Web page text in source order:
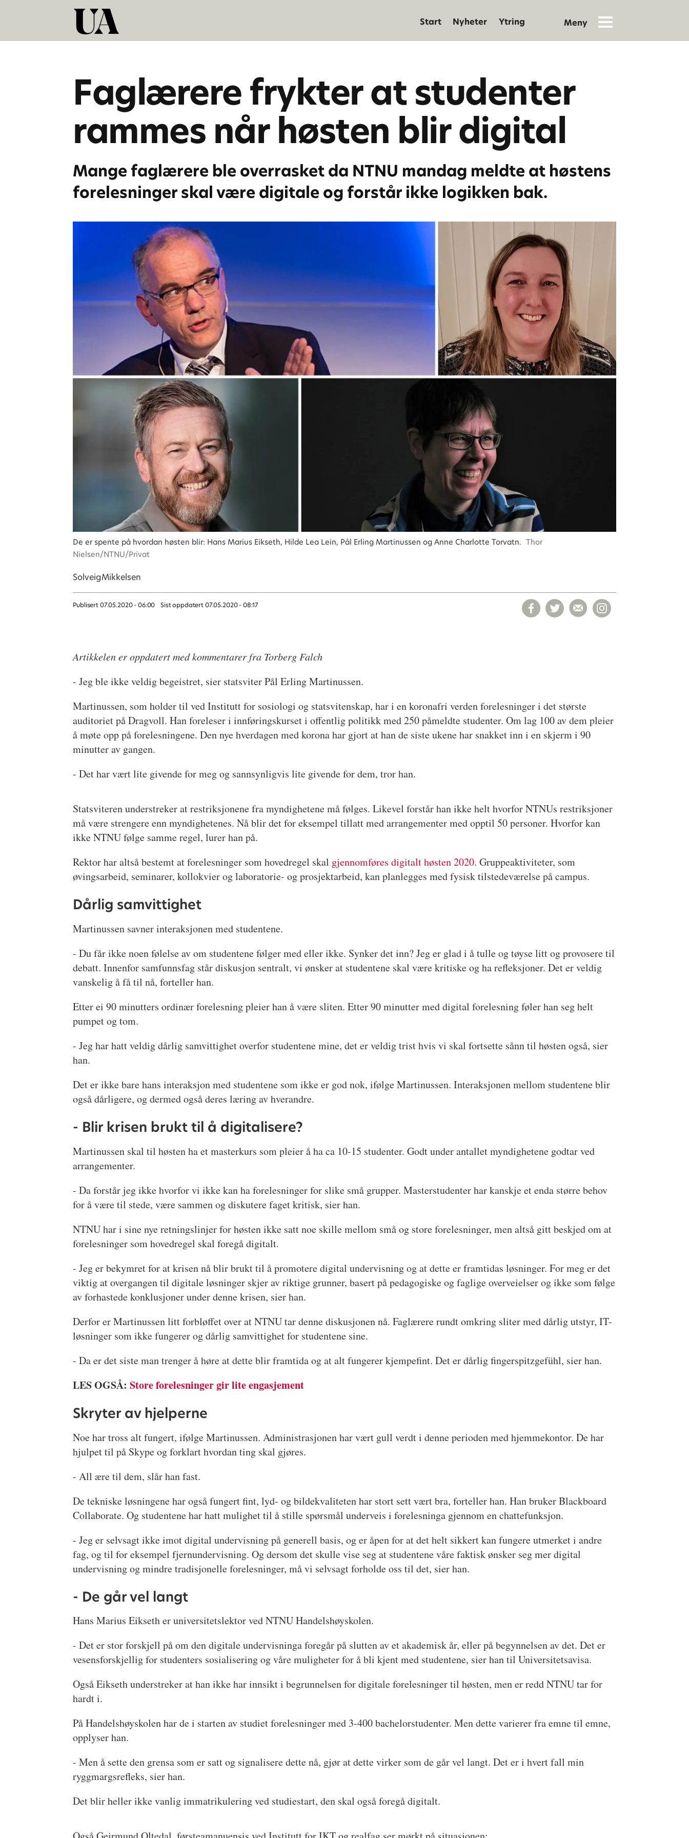
Start Nyheter Ytring
Faglærere frykter at studenter
rammes når høsten blir digital
Mange faglærere ble overrasket da NTNU mandag meldte at høstens
forelesninger skal være digitale og forstår ikke logikken bak.
De er spente på hvordan høsten blir: Hans Marius Eikseth, Hilde Lea Lein, Pål Erling Martinussen og Anne Charlotte Torvatn. Thor
Nielsen/NTNU/Privat
SolveigMikkelsen
Publisert 07.05.2020 - 06:00 Sist oppdatert 07.05.2020 - 08:17
Artikkelen er oppdatert med kommentarer fra Torberg Falch
- Jeg ble ikke veldig begeistret, sier statsviter Pål Erling Martinussen.
Martinussen, som holder til ved Institutt for sosiologi og statsvitenskap, har i en koronafri verden forelesninger i det største
auditoriet på Dragvoll. Han foreleser i innføringskurset i offentlig politikk med 250 påmeldte studenter. Om lag 100 av dem pleier
å møte opp på forelesningene. Den nye hverdagen med korona har gjort at han de siste ukene har snakket inn i en skjerm i 90
minutter av gangen.
- Det har vært lite givende for meg og sannsynligvis lite givende for dem, tror han.
Statsviteren understreker at restriksjonene fra myndighetene må følges. Likevel forstår han ikke helt hvorfor NTNUs restriksjoner
må være strengere enn myndighetenes. Nå blir det for eksempel tillatt med arrangementer med opptil 50 personer. Hvorfor kan
ikke NTNU følge samme regel, lurer han på.
Rektor har altså bestemt at forelesninger som hovedregel skal gjennomføres digitalt høsten 2020. Gruppeaktiviteter, som
øvingsarbeid, seminarer, kollokvier og laboratorie- og prosjektarbeid, kan planlegges med fysisk tilstedeværelse på campus.
Dårlig samvittighet
Martinussen savner interaksjonen med studentene.
- Du får ikke noen følelse av om studentene følger med eller ikke. Synker det inn? Jeg er glad i å tulle og tøyse litt og provosere til
debatt. Innenfor samfunnsfag står diskusjon sentralt, vi ønsker at studentene skal være kritiske og ha refleksjoner. Det er veldig
vanskelig å få til nå, forteller han.
Etter ei 90 minutters ordinær forelesning pleier han å være sliten. Etter 90 minutter med digital forelesning føler han seg helt
pumpet og tom.
- Jeg har hatt veldig dårlig samvittighet overfor studentene mine, det er veldig trist hvis vi skal fortsette sånn til høsten også, sier
han.
Det er ikke bare hans interaksjon med studentene som ikke er god nok, ifølge Martinussen. Interaksjonen mellom studentene blir
også dårligere, og dermed også deres læring av hverandre.
- Blir krisen brukt til å digitalisere?
Martinussen skal til høsten ha et masterkurs som pleier å ha ca 10-15 studenter. Godt under antallet myndighetene godtar ved
arrangementer.
- Da forstår jeg ikke hvorfor vi ikke kan ha forelesninger for slike små grupper. Masterstudenter har kanskje et enda større behov
for å være til stede, være sammen og diskutere faget kritisk, sier han.
NTNU har i sine nye retningslinjer for høsten ikke satt noe skille mellom små og store forelesninger, men altså gitt beskjed om at
forelesninger som hovedregel skal foregå digitalt.
- Jeg er bekymret for at krisen nå blir brukt til å promotere digital undervisning og at dette er framtidas løsninger. For meg er det
viktig at overgangen til digitale løsninger skjer av riktige grunner, basert på pedagogiske og faglige overveielser og ikke som følge
av forhastede konklusjoner under denne krisen, sier han.
Derfor er Martinussen litt forbløffet over at NTNU tar denne diskusjonen nå. Faglærere rundt omkring sliter med dårlig utstyr, IT-
løsninger som ikke fungerer og dårlig samvittighet for studentene sine.
- Da er det siste man trenger å høre at dette blir framtida og at alt fungerer kjempefint. Det er dårlig fingerspitzgefühl, sier han.
LES OGSÅ:Store forelesninger gir lite engasjement
Skryter av hjelperne
Noe har tross alt fungert, ifølge Martinussen. Administrasjonen har vært gull verdt i denne perioden med hjemmekontor. De har
hjulpet til på Skype og forklart hvordan ting skal gjøres.
- All ære til dem, slår han fast.
De tekniske løsningene har også fungert fint, lyd- og bildekvaliteten har stort sett vært bra, forteller han. Han bruker Blackboard
Collaborate. Og studentene har hatt mulighet til å stille spørsmål underveis i forelesninga gjennom en chattefunksjon.
- Jeg er selvsagt ikke imot digital undervisning på generell basis, og er åpen for at det helt sikkert kan fungere utmerket i andre
fag, og til for eksempel fjernundervisning. Og dersom det skulle vise seg at studentene våre faktisk ønsker seg mer digital
undervisning og mindre tradisjonelle forelesninger, må vi selvsagt forholde oss til det, sier han.
- De går vel langt
Hans Marius Eikseth er universitetslektor ved NTNU Handelshøyskolen.
- Det er stor forskjell på om den digitale undervisninga foregår på slutten av et akademisk år, eller på begynnelsen av det. Det er
vesensforskjellig for studenters sosialisering og våre muligheter for å bli kjent med studentene, sier han til Universitetsavisa.
Også Eikseth understreker at han ikke har innsikt i begrunnelsen for digitale forelesninger til høsten, men er redd NTNU tar for
hardt i.
På Handelshøyskolen har de i starten av studiet forelesninger med 3-400 bachelorstudenter. Men dette varierer fra emne til emne,
opplyser han.
- Men å sette den grensa som er satt og signalisere dette nå, gjør at dette virker som de går vel langt. Det er i hvert fall min
ryggmargsrefleks, sier han.
Det blir heller ikke vanlig immatrikulering ved studiestart, den skal også foregå digitalt.